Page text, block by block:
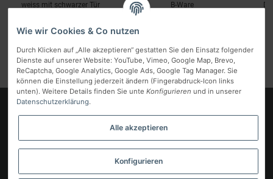
weiss mit schwarzer Tür
B-Ware
Gesetzliche Informationen
Vertrag widerrufen
Wie wir Cookies & Co nutzen
Durch Klicken auf „Alle akzeptieren“ gestatten Sie den Einsatz folgender
Dienste auf unserer Website: YouTube, Vimeo, Google Map, Brevo,
ReCaptcha, Google Analytics, Google Ads, Google Tag Manager. Sie
können die Einstellung jederzeit ändern (Fingerabdruck-Icon links
unten). Weitere Details finden Sie unte Konfigurieren und in unserer
Datenschutzerklärung.
Alle akzeptieren
Konfigurieren